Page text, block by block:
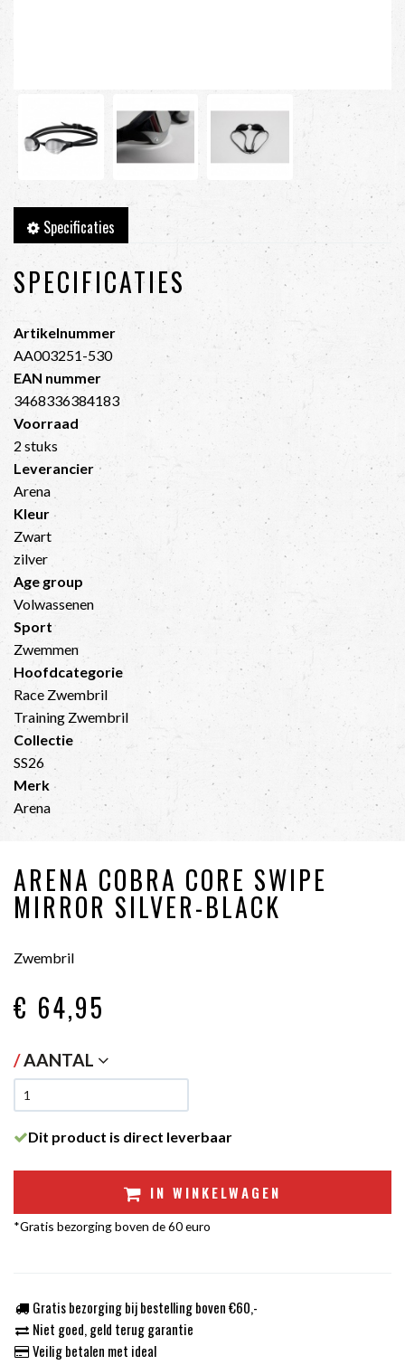
Specificaties
SPECIFICATIES
Artikelnummer
AA003251-530
EAN nummer
3468336384183
Voorraad
2 stuks
Leverancier
Arena
Kleur
Zwart
zilver
Age group
Volwassenen
Sport
Zwemmen
Hoofdcategorie
Race Zwembril
Training Zwembril
Collectie
SS26
Merk
Arena
ARENA COBRA CORE SWIPE
MIRROR SILVER-BLACK
Zwembril
€ 64,95
/AANTAL
Dit product is direct leverbaar
IN WINKELWAGEN
*Gratis bezorging boven de 60 euro
Gratis bezorging bij bestelling boven €60,-
Niet goed, geld terug garantie
Veilig betalen met ideal